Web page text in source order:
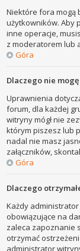
Niektóre fora mogą
użytkowników. Aby
inne operacje,
z moderatorem lub
Góra
Dlaczego nie
Uprawnienia
forum, dla każdej
witryny mógł nie
którym piszesz lub
nadal nie masz
załączników,
Góra
Dlaczego
Każdy
obowiązujące na
zaleca zapoznanie
otrzymać
administrator